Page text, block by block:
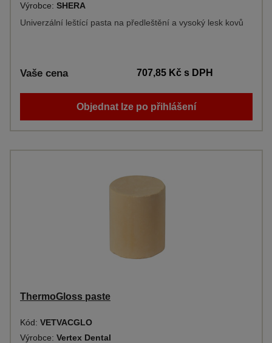
Výrobce: SHERA
Univerzální leštící pasta na předleštění a vysoký lesk kovů
Vaše cena 707,85 Kčs DPH
Objednat lze po přihlášení
ThermoGloss paste
Kód: VETVACGLO
Výrobce: Vertex Dental